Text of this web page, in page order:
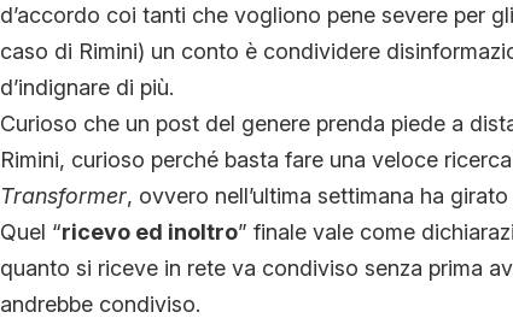
d’accordo coi tanti che vogliono pene severe per
caso di Rimini) un conto è condividere
d’indignare di più.
Curioso che un post del genere prenda piede a
Rimini, curioso perché basta fare una veloce
Transformer, ovvero nell’ultima settimana ha
Quel “ricevo ed inoltro” finale vale come
quanto si riceve in rete va condiviso senza prima
andrebbe condiviso.